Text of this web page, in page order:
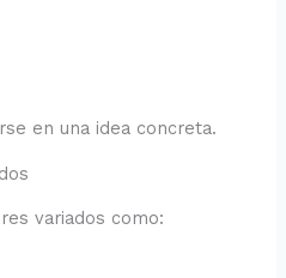
en una idea concreta.
variados como: